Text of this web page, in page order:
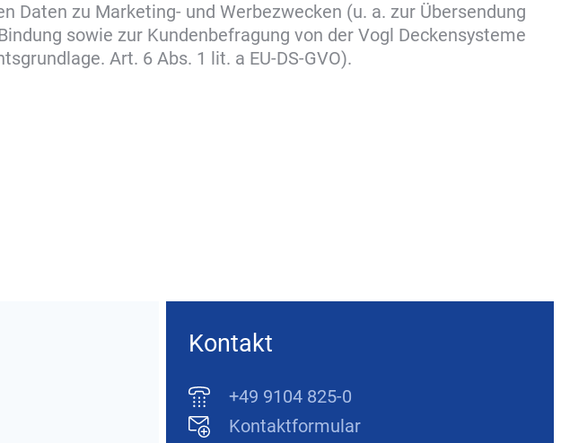
Daten zu Marketing- und Werbezwecken (u. a. zur Übersendung
sowie zur Kundenbefragung von der Vogl Deckensysteme
Art. 6 Abs. 1 lit. a EU-DS-GVO).
Kontakt
+49 9104 825-0
Kontaktformular